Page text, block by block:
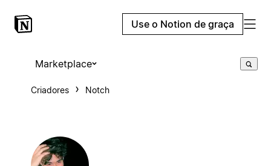
Use o Notion de graça
Marketplace
Criadores Notch